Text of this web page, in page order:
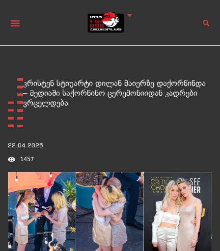
კრისტენ სტიუარტი დილან მაიერზე დაქორწინდა
– მედიაში საქორწინო ცერემონიიდან კადრები
ვრცელდება
22.04.2025
1457